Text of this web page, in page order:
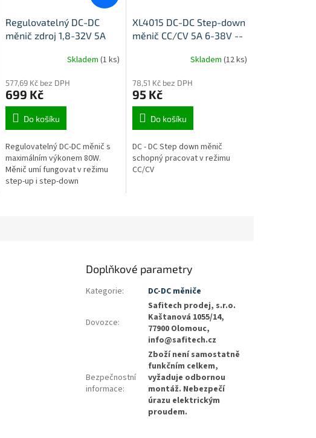
Regulovatelný DC-DC
měnič zdroj 1,8-32V 5A
Skladem(1 ks)
577,69 Kč bez DPH
699 Kč
Do košíku
Regulovatelný DC-DC měnič s
maximálním výkonem 80W.
Měnič umí fungovat v režimu
step-up i step-down
XL4015 DC-DC Step-down
měnič CC/CV 5A 6-38V --
Skladem (12 ks)
78,51 Kč bez DPH
95 Kč
Do košíku
DC - DC Step down měnič
schopný pracovat v režimu
CC/CV
Doplňkové parametry
Kategorie: DC-DC měniče
Dovozce:
Safitech prodej, s.r.o.
Kaštanová 1055/14,
77900 Olomouc,
info@safitech.cz
Bezpečnostní
informace:
Zboží není samostatně
funkčním celkem,
vyžaduje odbornou
montáž. Nebezpečí
úrazu elektrickým
proudem.